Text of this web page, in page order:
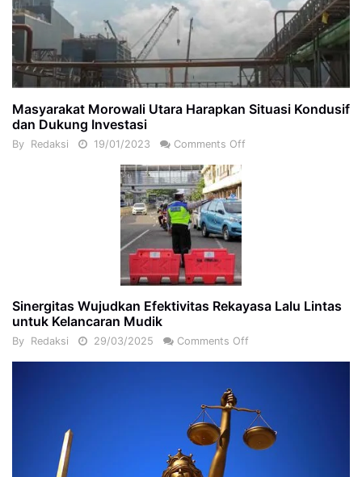
Masyarakat Morowali Utara Harapkan Situasi Kondusif
dan Dukung Investasi
By Redaksi 19/01/2023 Comments Off
Sinergitas Wujudkan Efektivitas Rekayasa Lalu Lintas
untuk Kelancaran Mudik
By Redaksi 29/03/2025 Comments Off